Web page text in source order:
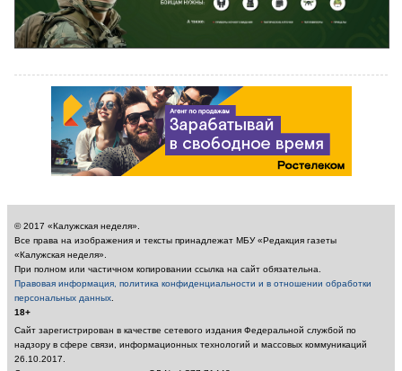
© 2017 «Калужская неделя».
Все права на изображения и тексты принадлежат МБУ «Редакция газеты
«Калужская неделя».
При полном или частичном копировании ссылка на сайт обязательна.
Правовая информация, политика конфиденциальности и в отношении обработки
персональных данных
18+
Сайт зарегистрирован в качестве сетевого издания Федеральной службой по
надзору в сфере связи, информационных технологий и массовых коммуникаций
26.10.2017.